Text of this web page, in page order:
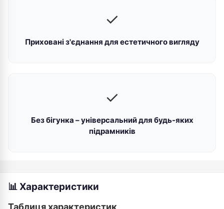
✓
Приховані з'єднання для естетичного вигляду
✓
Без бігунка – універсальний для будь-яких
підрамників
📊 Характеристики
Таблиця характеристик